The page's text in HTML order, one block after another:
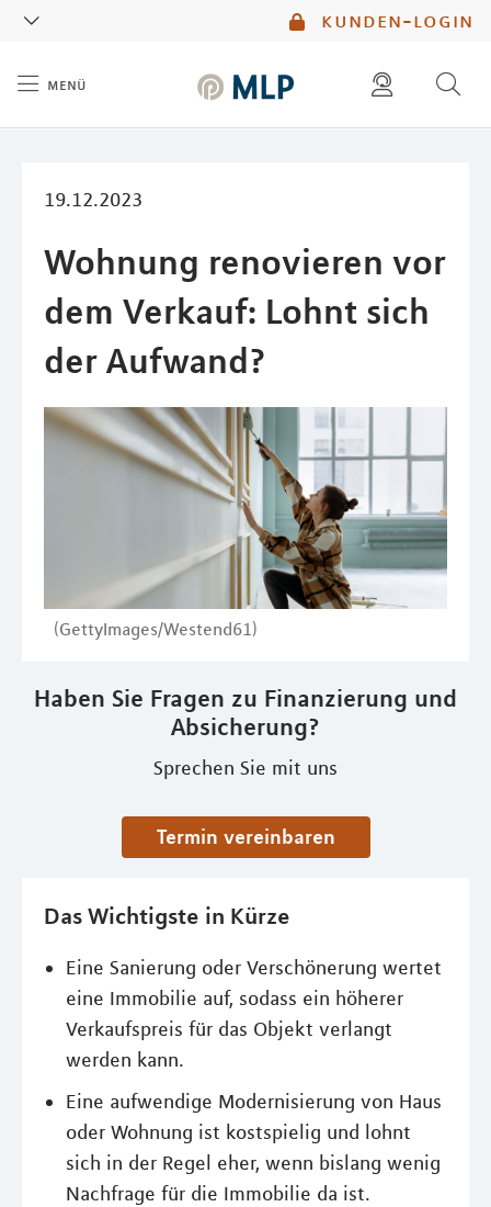
kunden-login
menü
19.12.2023
Wohnung renovieren vor
dem Verkauf: Lohnt sich
der Aufwand?
(GettyImages/Westend61)
Haben Sie Fragen zu Finanzierung und
Absicherung?
Sprechen Sie mit uns
Termin vereinbaren
Das Wichtigste in Kürze
Eine Sanierung oder Verschönerung wertet
eine Immobilie auf, sodass ein höherer
Verkaufspreis für das Objekt verlangt
werden kann.
Eine aufwendige Modernisierung von Haus
oder Wohnung ist kostspielig und lohnt
sich in der Regel eher, wenn bislang wenig
Nachfrage für die Immobilie da ist.